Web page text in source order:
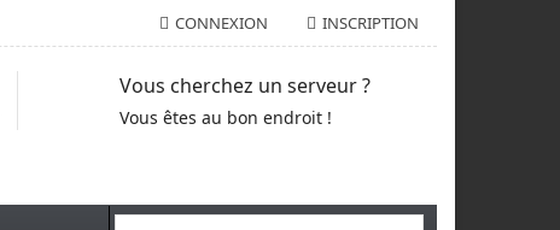
CONNEXION INSCRIPTION
Vous cherchez un serveur ?
Vous êtes au bon endroit !